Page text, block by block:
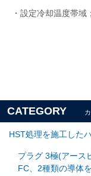
・設定冷却温度帯
CATEGORY
HST処理を施工した
プラグ 3極(アース
FC、2種類の導体